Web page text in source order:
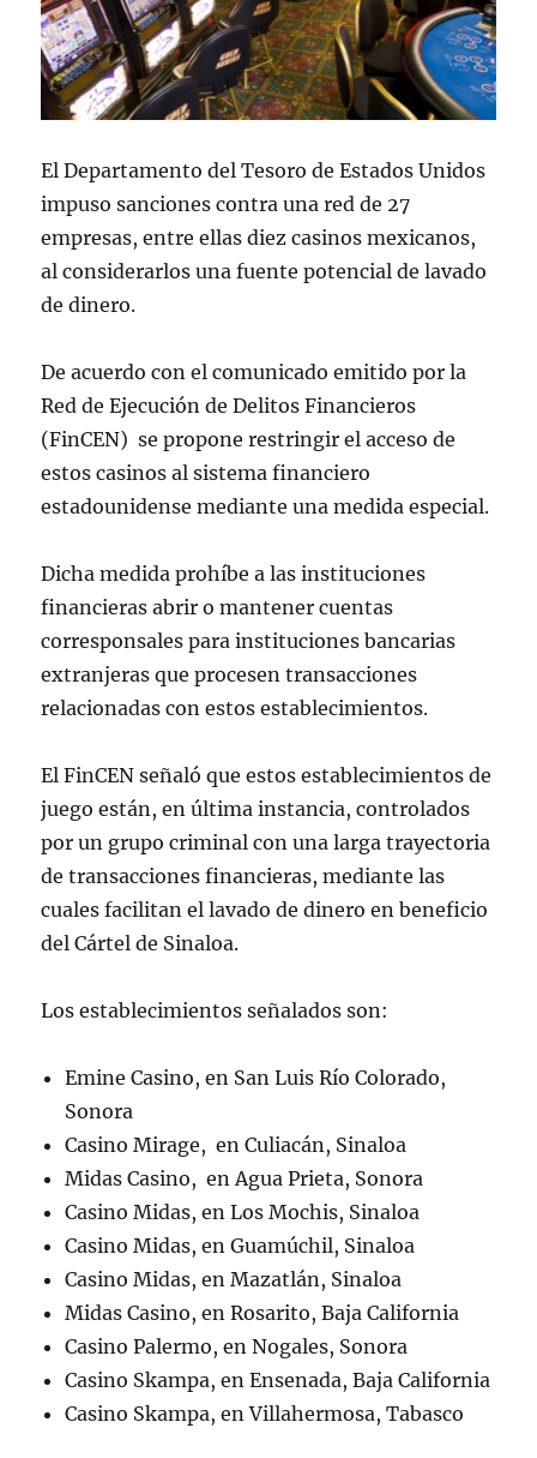
El Departamento del Tesoro de Estados Unidos
impuso sanciones contra una red de 27
empresas, entre ellas diez casinos mexicanos,
al considerarlos una fuente potencial de lavado
de dinero.
​​De acuerdo con el comunicado emitido por la
Red de Ejecución de Delitos Financieros
(FinCEN) se propone restringir el acceso de
estos casinos al sistema financiero
estadounidense mediante una medida especial.
Dicha medida prohíbe a las instituciones
financieras abrir o mantener cuentas
corresponsales para instituciones bancarias
extranjeras que procesen transacciones
relacionadas con estos establecimientos.
El FinCEN señaló que estos establecimientos de
juego están, en última instancia, controlados
por un grupo criminal con una larga trayectoria
de transacciones financieras, mediante las
cuales facilitan el lavado de dinero en beneficio
del Cártel de Sinaloa.
Los establecimientos señalados son:
Emine Casino, en San Luis Río Colorado,
Sonora
Casino Mirage, en Culiacán, Sinaloa
Midas Casino, en Agua Prieta, Sonora
Casino Midas, en Los Mochis, Sinaloa
Casino Midas, en Guamúchil, Sinaloa
Casino Midas, en Mazatlán, Sinaloa
Midas Casino, en Rosarito, Baja California
Casino Palermo, en Nogales, Sonora
Casino Skampa, en Ensenada, Baja California
Casino Skampa, en Villahermosa, Tabasco